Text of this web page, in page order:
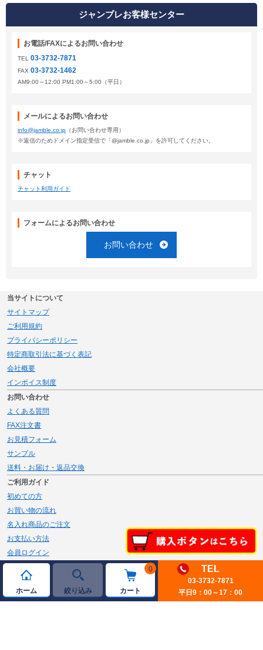
ホーム 絞り込み
0
カート
TEL
03-3732-7871
平日9：00～17：00
ジャンブレお客様センター
お電話/FAXによるお問い合わせ
TEL 03-3732-7871
FAX 03-3732-1462
AM9:00～12:00 PM1:00～5:00（平日）
メールによるお問い合わせ
info@jamble.co.jp （お問い合わせ専用）
※返信のためドメイン指定受信で「@jamble.co.jp」を許可してください。
チャット
チャット利用ガイド
フォームによるお問い合わせ
お問い合わせ
当サイトについて
サイトマップ
ご利用規約
プライバシーポリシー
特定商取引法に基づく表記
会社概要
インボイス制度
お問い合わせ
よくある質問
FAX注文書
お見積フォーム
サンプル
送料・お届け・返品交換
ご利用ガイド
初めての方
お買い物の流れ
名入れ商品のご注文
お支払い方法
会員ログイン
メルマガ登録
新規会員登録
ページトップへ